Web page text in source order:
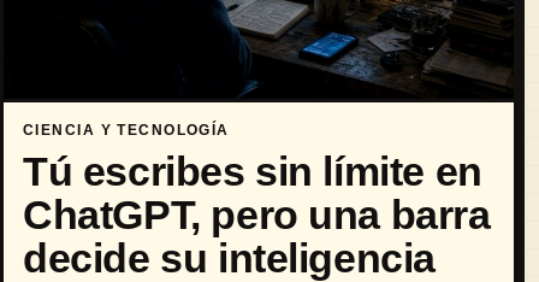
CIENCIA Y TECNOLOGÍA
Tú escribes sin límite en
ChatGPT, pero una barra
decide su inteligencia